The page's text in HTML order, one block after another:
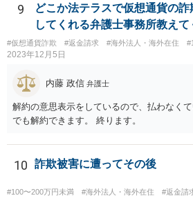
での回収を検討すべきだと思われます。ご
負担を踏まえたうえでということにはなり
ることをお考え下さい。
9
どこか法テラスで仮想通貨の
してくれる弁護士事務所教えて
#仮想通貨詐欺 #返金請求 #海外法人・海外在住
2023年12月5日
内藤 政信 弁護士
解約の意思表示をしているので、払わなく
でも解約できます。 終ります。
10 詐欺被害に遭ってその後
#100〜200万円未満 #海外法人・海外在住 #返金請